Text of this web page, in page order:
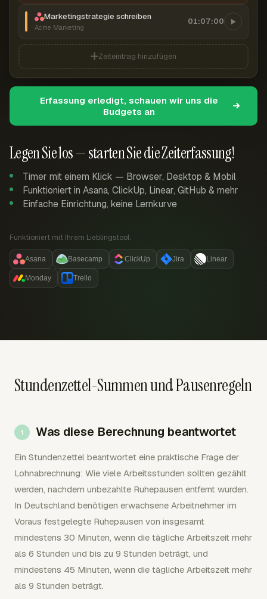
Legen Sie los — starten Sie die Zeiterfassung!
Timer mit einem Klick — Browser, Desktop & Mobil
Funktioniert in Asana, ClickUp, Linear, GitHub & mehr
Einfache Einrichtung, keine Lernkurve
Funktioniert mit Ihrem Lieblingstool:
Asana Basecamp ClickUp Jira Linear
Monday Trello
Marketingstrategie schreiben
Acme Marketing
01:07:00
Zeiteintrag hinzufügen
Erfassung erledigt, schauen wir uns die
Budgets an
Stundenzettel-Summen und Pausenregeln
Was diese Berechnung beantwortet
Ein Stundenzettel beantwortet eine praktische Frage der
Lohnabrechnung: Wie viele Arbeitsstunden sollten gezählt
werden, nachdem unbezahlte Ruhepausen entfernt wurden.
In Deutschland benötigen erwachsene Arbeitnehmer im
Voraus festgelegte Ruhepausen von insgesamt
mindestens 30 Minuten, wenn die tägliche Arbeitszeit mehr
als 6 Stunden und bis zu 9 Stunden beträgt, und
mindestens 45 Minuten, wenn die tägliche Arbeitszeit mehr
als 9 Stunden beträgt.